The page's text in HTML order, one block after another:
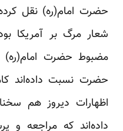
حضرت امام(ره) نقل
شعار مرگ بر آمریکا
مضبوط حضرت امام(ره)
حضرت نسبت داده‌اند
اظهارات دیروز هم
داده‌اند که مراجعه و